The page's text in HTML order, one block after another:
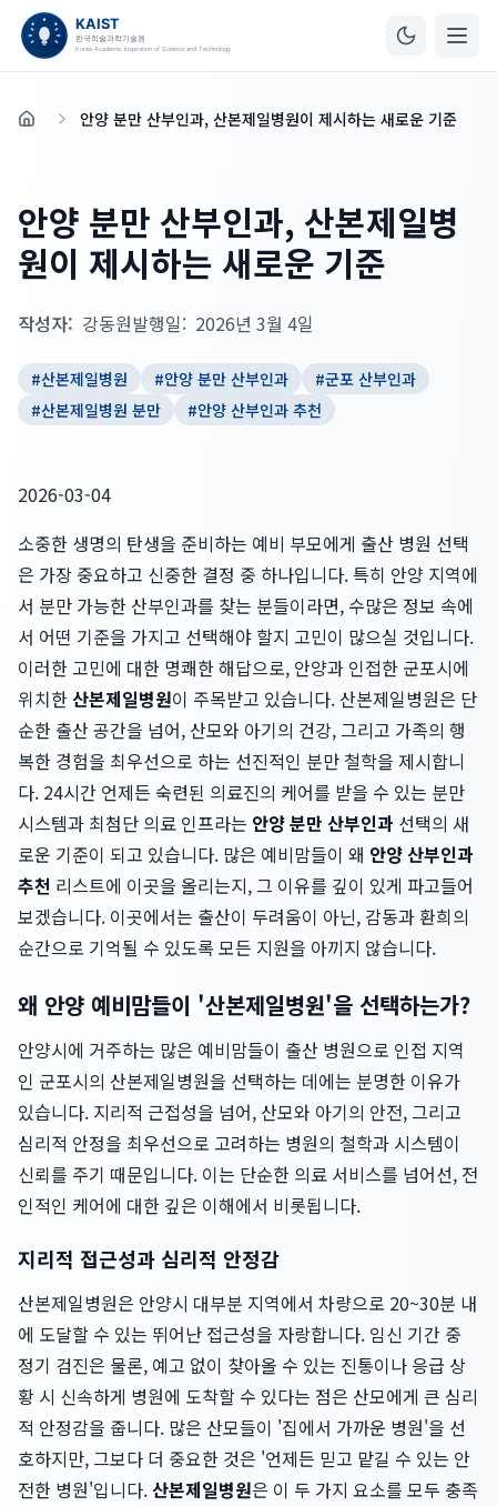
홈 안양 분만 산부인과, 산본제일병원이 제시하는 새로운 기준
안양 분만 산부인과, 산본제일병
원이 제시하는 새로운 기준
작성자: 강동원발행일: 2026년 3월 4일
#산본제일병원 #안양 분만 산부인과 #군포 산부인과
#산본제일병원 분만 #안양 산부인과 추천
2026-03-04
소중한 생명의 탄생을 준비하는 예비 부모에게 출산 병원 선택
은 가장 중요하고 신중한 결정 중 하나입니다. 특히 안양 지역에
서 분만 가능한 산부인과를 찾는 분들이라면, 수많은 정보 속에
서 어떤 기준을 가지고 선택해야 할지 고민이 많으실 것입니다.
이러한 고민에 대한 명쾌한 해답으로, 안양과 인접한 군포시에
위치한산본제일병원이 주목받고 있습니다. 산본제일병원은 단
순한 출산 공간을 넘어, 산모와 아기의 건강, 그리고 가족의 행
복한 경험을 최우선으로 하는 선진적인 분만 철학을 제시합니
다. 24시간 언제든 숙련된 의료진의 케어를 받을 수 있는 분만
시스템과 최첨단 의료 인프라는 안양 분만 산부인과 선택의 새
로운 기준이 되고 있습니다. 많은 예비맘들이 왜 안양 산부인과
추천 리스트에 이곳을 올리는지, 그 이유를 깊이 있게 파고들어
보겠습니다. 이곳에서는 출산이 두려움이 아닌, 감동과 환희의
순간으로 기억될 수 있도록 모든 지원을 아끼지 않습니다.
왜 안양 예비맘들이 '산본제일병원'을 선택하는가?
안양시에 거주하는 많은 예비맘들이 출산 병원으로 인접 지역
인 군포시의 산본제일병원을 선택하는 데에는 분명한 이유가
있습니다. 지리적 근접성을 넘어, 산모와 아기의 안전, 그리고
심리적 안정을 최우선으로 고려하는 병원의 철학과 시스템이
신뢰를 주기 때문입니다. 이는 단순한 의료 서비스를 넘어선, 전
인적인 케어에 대한 깊은 이해에서 비롯됩니다.
지리적 접근성과 심리적 안정감
산본제일병원은 안양시 대부분 지역에서 차량으로 20~30분 내
에 도달할 수 있는 뛰어난 접근성을 자랑합니다. 임신 기간 중
정기 검진은 물론, 예고 없이 찾아올 수 있는 진통이나 응급 상
황 시 신속하게 병원에 도착할 수 있다는 점은 산모에게 큰 심리
적 안정감을 줍니다. 많은 산모들이 '집에서 가까운 병원'을 선
호하지만, 그보다 더 중요한 것은 '언제든 믿고 맡길 수 있는 안
전한 병원'입니다.산본제일병원은 이 두 가지 요소를 모두 충족